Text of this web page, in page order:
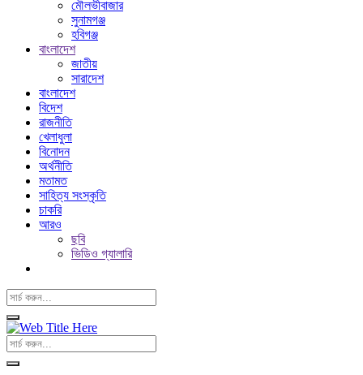
মৌলভীবাজার
সুনামগঞ্জ
হবিগঞ্জ
বাংলাদেশ
জাতীয়
সারাদেশ
বাংলাদেশ
বিদেশ
রাজনীতি
খেলাধুলা
বিনোদন
অর্থনীতি
মতামত
সাহিত্য সংস্কৃতি
চাকরি
আরও
ছবি
ভিডিও গ্যালারি